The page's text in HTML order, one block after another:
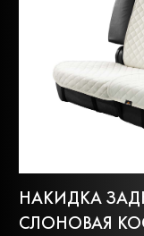
НАКИДКА
СЛОНОВАЯ